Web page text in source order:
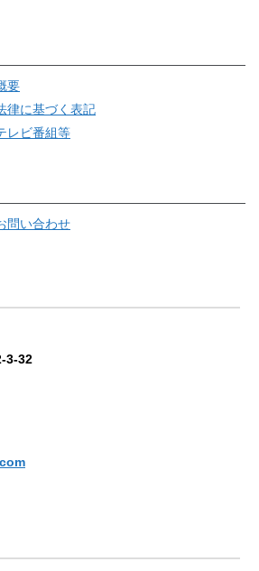
要
律に基づく表記
レビ番組等
問い合わせ
3-32